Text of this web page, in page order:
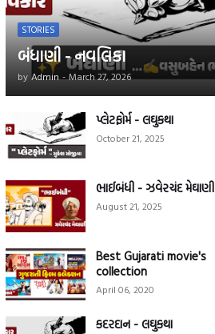
STORIES
બંધાણી - નવલિકા
by Admin - March 27, 2026
પ્લેટફોર્મ - લઘુકથા
October 21, 2025
ભાઈબંધી - ઝવેરચંદ મેઘાણી
August 21, 2025
Best Gujarati movie's
collection
April 06, 2020
કદરદાન - લઘુકથા